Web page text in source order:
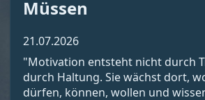
Müssen
21.07.2026
"Motivation entsteht nicht durch
durch Haltung. Sie wächst dort,
dürfen, können, wollen und